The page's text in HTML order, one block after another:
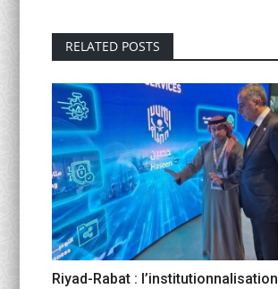
RELATED POSTS
Riyad-Rabat : l’institutionnalisation